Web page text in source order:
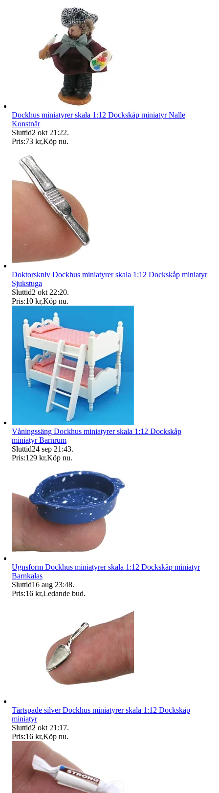
Dockhus miniatyrer skala 1:12 Dockskåp miniatyr Nalle
Konstnär
Sluttid2 okt 21:22.
Pris:73 kr,Köp nu.
Doktorskniv Dockhus miniatyrer skala 1:12 Dockskåp miniatyr
Sjukstuga
Sluttid2 okt 22:20.
Pris:10 kr,Köp nu.
Våningssäng Dockhus miniatyrer skala 1:12 Dockskåp
miniatyr Barnrum
Sluttid24 sep 21:43.
Pris:129 kr,Köp nu.
Ugnsform Dockhus miniatyrer skala 1:12 Dockskåp miniatyr
Barnkalas
Sluttid16 aug 23:48.
Pris:16 kr,Ledande bud.
Tårtspade silver Dockhus miniatyrer skala 1:12 Dockskåp
miniatyr
Sluttid2 okt 21:17.
Pris:16 kr,Köp nu.